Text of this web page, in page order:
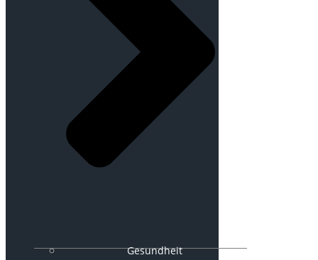
Gesundheit